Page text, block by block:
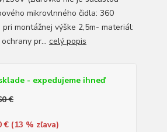
mikrovlnného čidla: 360
montážnej výške 2,5m- materiál:
pr... celý popis
- expedujeme ihneď
€
€ (13 % zľava)